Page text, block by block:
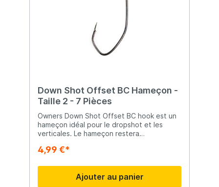
Down Shot Offset BC Hameçon -
Taille 2 - 7 Pièces
Owners Down Shot Offset BC hook est un
hameçon idéal pour le dropshot et les
verticales. Le hameçon restera
verticale. En combinaison avec un morceau
optimale.
4,99 €*
Ajouter au panier